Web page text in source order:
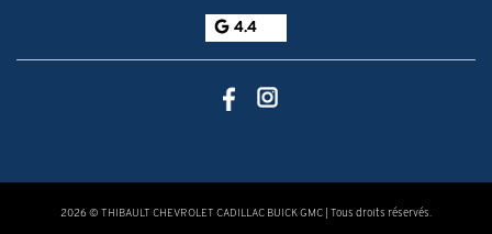
4.4
2026 © THIBAULT CHEVROLET CADILLAC BUICK GMC | Tous droits réservés.